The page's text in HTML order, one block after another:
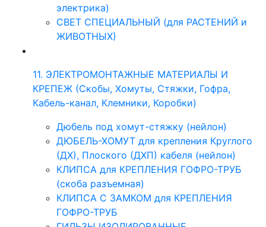
электрика)
СВЕТ СПЕЦИАЛЬНЫЙ (для РАСТЕНИЙ и
ЖИВОТНЫХ)
11. ЭЛЕКТРОМОНТАЖНЫЕ МАТЕРИАЛЫ И
КРЕПЕЖ (Скобы, Хомуты, Стяжки, Гофра,
Кабель-канал, Клемники, Коробки)
Дюбель под хомут-стяжку (нейлон)
ДЮБЕЛЬ-ХОМУТ для крепления Круглого
(ДХ), Плоского (ДХП) кабеля (нейлон)
КЛИПСА для КРЕПЛЕНИЯ ГОФРО-ТРУБ
(скоба разъемная)
КЛИПСА С ЗАМКОМ для КРЕПЛЕНИЯ
ГОФРО-ТРУБ